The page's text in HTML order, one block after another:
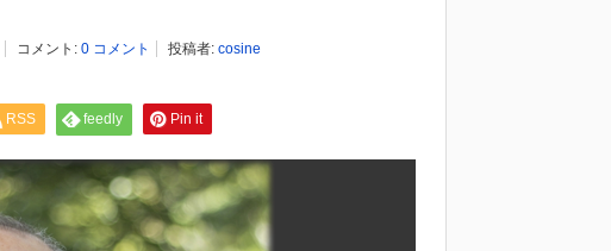
コメント: 0 コメント 投稿者: cosine
RSS feedly Pin it